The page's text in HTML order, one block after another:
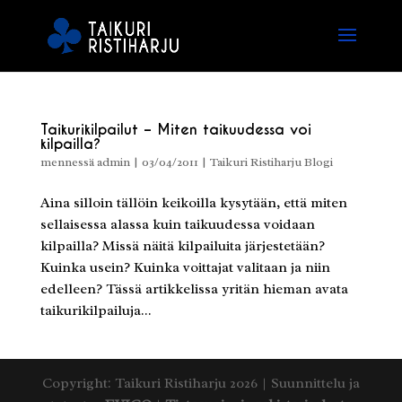
Taikurikilpailut – Miten taikuudessa voi
kilpailla?
mennessäadmin| 03/04/2011 | Taikuri Ristiharju Blogi
Aina silloin tällöin keikoilla kysytään, että miten
sellaisessa alassa kuin taikuudessa voidaan
kilpailla? Missä näitä kilpailuita järjestetään?
Kuinka usein? Kuinka voittajat valitaan ja niin
edelleen? Tässä artikkelissa yritän hieman avata
taikurikilpailuja...
Copyright: Taikuri Ristiharju 2026 | Suunnittelu ja